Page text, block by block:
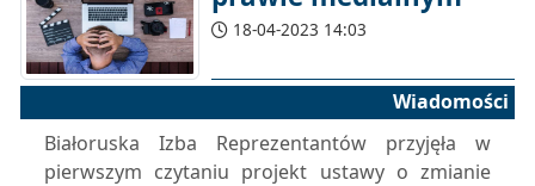
18-04-2023 14:03
Wiadomości
Białoruska Izba Reprezentantów przyjęła w
pierwszym czytaniu projekt ustawy o zmianie